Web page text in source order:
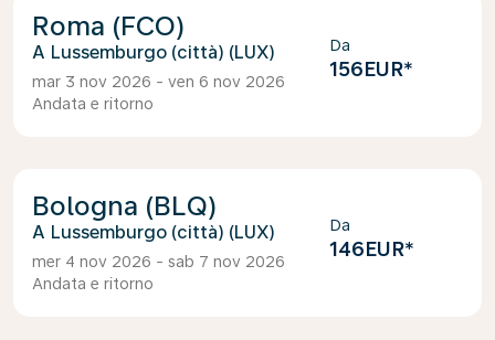
Roma (FCO)
Lussemburgo (città) (LUX)
mar 3 nov 2026 - ven 6 nov 2026
Andata e ritorno
Da
156EUR*
Bologna (BLQ)
Lussemburgo (città) (LUX)
mer 4 nov 2026 - sab 7 nov 2026
Andata e ritorno
Da
146EUR*